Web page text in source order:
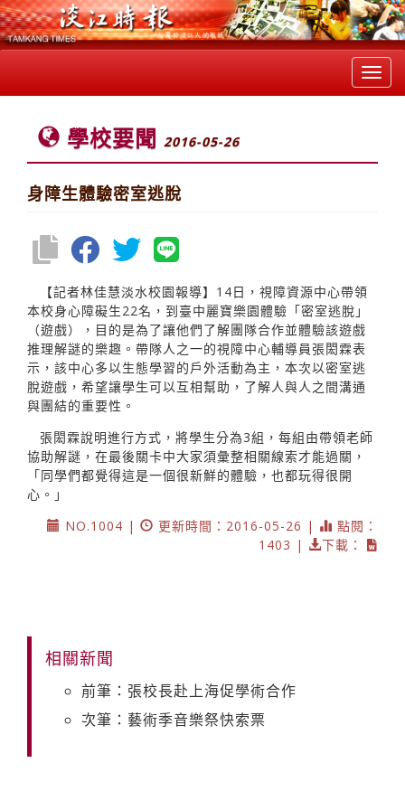
學校要聞 2016-05-26
身障生體驗密室逃脫
【記者林佳慧淡水校園報導】14日，視障資源中心帶領
本校身心障礙生22名，到臺中麗寶樂園體驗「密室逃脫」
（遊戲），目的是為了讓他們了解團隊合作並體驗該遊戲
推理解謎的樂趣。帶隊人之一的視障中心輔導員張閎霖表
示，該中心多以生態學習的戶外活動為主，本次以密室逃
脫遊戲，希望讓學生可以互相幫助，了解人與人之間溝通
與團結的重要性。
張閎霖說明進行方式，將學生分為3組，每組由帶領老師
協助解謎，在最後關卡中大家須彙整相關線索才能過關，
「同學們都覺得這是一個很新鮮的體驗，也都玩得很開
心。」
NO.1004 |
更新時間：2016-05-26 |
點閱：
1403 |
下載：
相關新聞
前筆：張校長赴上海促學術合作
次筆：藝術季音樂祭快索票